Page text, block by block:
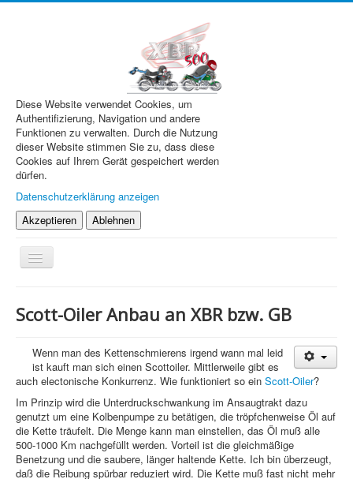
Diese Website verwendet Cookies, um
Authentifizierung, Navigation und andere
Funktionen zu verwalten. Durch die Nutzung
dieser Website stimmen Sie zu, dass diese
Cookies auf Ihrem Gerät gespeichert werden
dürfen.
Datenschutzerklärung anzeigen
Akzeptieren
Ablehnen
Navigation
an/aus
Technik
Forum
Treffen & Touren
Cafe-Ecke
Suche
Scott-Oiler Anbau an XBR bzw. GB
Wenn man des Kettenschmierens irgend wann mal leid
ist kauft man sich einen Scottoiler. Mittlerweile gibt es
auch electonische Konkurrenz. Wie funktioniert so ein Scott-Oiler?
Im Prinzip wird die Unterdruckschwankung im Ansaugtrakt dazu
genutzt um eine Kolbenpumpe zu betätigen, die tröpfchenweise Öl auf
die Kette träufelt. Die Menge kann man einstellen, das Öl muß alle
500-1000 Km nachgefüllt werden. Vorteil ist die gleichmäßige
Benetzung und die saubere, länger haltende Kette. Ich bin überzeugt,
daß die Reibung spürbar reduziert wird. Die Kette muß fast nicht mehr